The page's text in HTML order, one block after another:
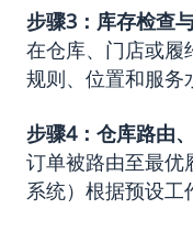
步骤3 ：库存检查
在仓库、门店或履
规则、位置和服务
步骤4：仓库路由
订单被路由至最优
系统）根据预设工